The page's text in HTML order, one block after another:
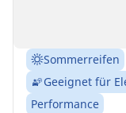
Sommerreifen
Geeignet für
Performance